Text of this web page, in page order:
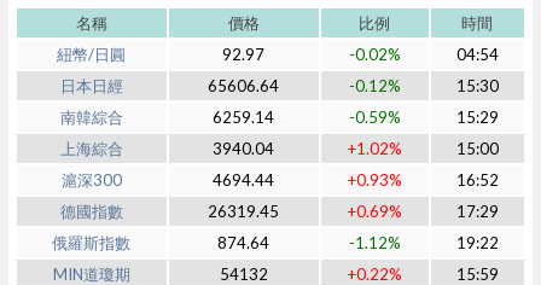
名稱 價格 比例
時間
紐幣/日圓
92.97 -0.02%
04:54
日本日經
65606.64 -0.12%
15:30
南韓綜合
6259.14 -0.59%
15:29
上海綜合
3940.04 +1.02%
15:00
滬深300
4694.44 +0.93%
16:52
德國指數
26319.45 +0.69%
17:29
俄羅斯指數
874.64 -1.12%
19:22
MIN道瓊期
54132 +0.22%
15:59